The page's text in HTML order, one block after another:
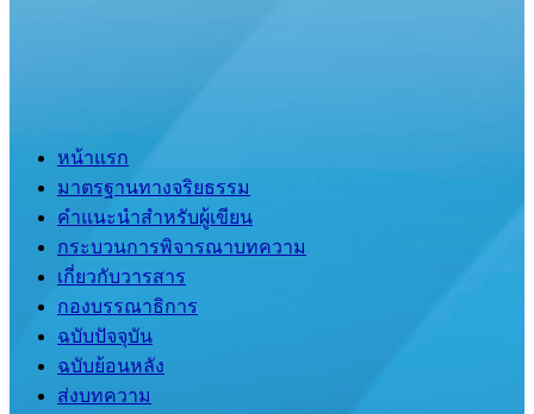
หน้าแรก
มาตรฐานทางจริยธรรม
คำแนะนำสำหรับผู้เขียน
กระบวนการพิจารณาบทความ
เกี่ยวกับวารสาร
กองบรรณาธิการ
ฉบับปัจจุบัน
ฉบับย้อนหลัง
ส่งบทความ